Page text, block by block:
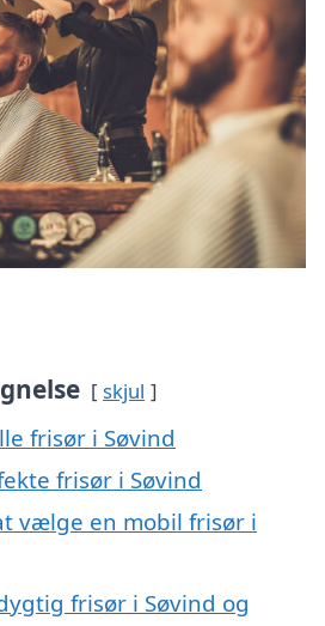
skjul
frisør i Søvind
frisør i Søvind
vælge en mobil frisør i
frisør i Søvind og